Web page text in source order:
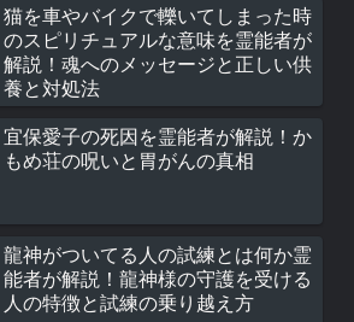
猫を車やバイクで轢いてしまった時
のスピリチュアルな意味を霊能者が
解説！魂へのメッセージと正しい供
養と対処法
宜保愛子の死因を霊能者が解説！か
もめ荘の呪いと胃がんの真相
龍神がついてる人の試練とは何か霊
能者が解説！龍神様の守護を受ける
人の特徴と試練の乗り越え方